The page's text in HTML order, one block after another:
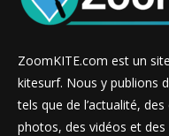
ZoomKITE.com est un
kitesurf. Nous y publions
tels que de l’actualité,
photos, des vidéos et